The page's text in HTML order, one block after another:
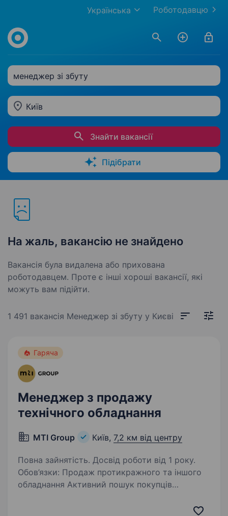
Роботодавцю
Українська
менеджер зі збуту
Київ
Знайти вакансії
Підібрати
На жаль, вакансію не знайдено
Вакансія була видалена або прихована
роботодавцем. Проте є інші хороші вакансії, які
можуть вам підійти.
1 491 вакансія Менеджер зі збуту у Києві
Гаряча
Менеджер з продажу
технічного обладнання
MTI Group Київ, 7,2 км від центру
Повна зайнятість. Досвід роботи від 1 року.
Обов’язки: Продаж протикражного та іншого
обладнання Активний пошук покупців